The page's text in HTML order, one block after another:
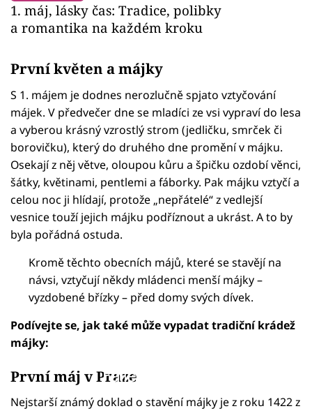
1. máj, lásky čas: Tradice, polibky
a romantika na každém kroku
První květen a májky
S 1. májem je dodnes nerozlučně spjato vztyčování
májek. V předvečer dne se mladíci ze vsi vypraví do lesa
a vyberou krásný vzrostlý strom (jedličku, smrček či
borovičku), který do druhého dne promění v májku.
Osekají z něj větve, oloupou kůru a špičku ozdobí věnci,
šátky, květinami, pentlemi a fáborky. Pak májku vztyčí a
celou noc ji hlídají, protože „nepřátelé“ z vedlejší
vesnice touží jejich májku podříznout a ukrást. A to by
byla pořádná ostuda.
Kromě těchto obecních májů, které se stavějí na
návsi, vztyčují někdy mládenci menší májky –
vyzdobené břízky – před domy svých dívek.
Podívejte se, jak také může vypadat tradiční krádež
májky:
Failed to fetch
První máj v Praze
Nejstarší známý doklad o stavění májky je z roku 1422 z